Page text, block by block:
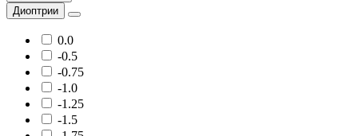
Диоптрии
0.0
-0.5
-0.75
-1.0
-1.25
-1.5